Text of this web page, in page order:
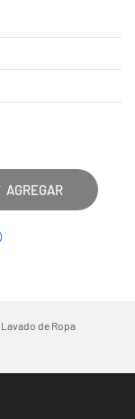
AGREGAR
Lavado de Ropa